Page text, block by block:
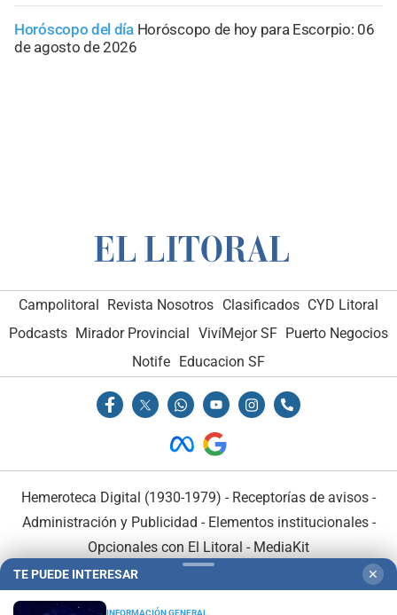
Horóscopo del día Horóscopo de hoy para Escorpio: 06
de agosto de 2026
Campolitoral Revista Nosotros Clasificados CYD Litoral
Podcasts Mirador Provincial VivíMejor SF Puerto Negocios
Notife Educacion SF
Hemeroteca Digital (1930-1979) - Receptorías de avisos -
Administración y Publicidad - Elementos institucionales-
Opcionales con El Litoral - MediaKit
TE PUEDE INTERESAR ✕
INFORMACIÓN GENERAL